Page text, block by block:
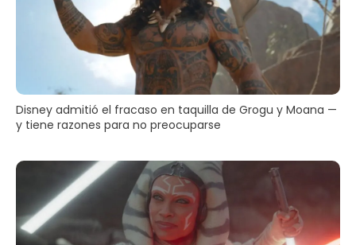
Disney admitió el fracaso en taquilla de Grogu y Moana —
y tiene razones para no preocuparse